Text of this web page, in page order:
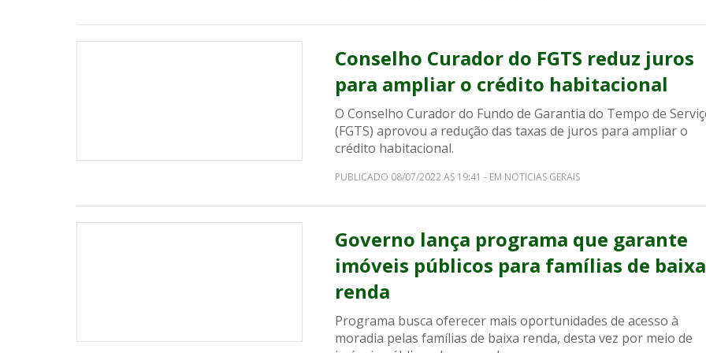
Conselho Curador do FGTS reduz juros
para ampliar o crédito habitacional
O Conselho Curador do Fundo de Garantia do Tempo de
(FGTS) aprovou a redução das taxas de juros para ampliar o
crédito habitacional.
PUBLICADO 08/07/2022 AS 19:41 - EM NOTICIAS GERAIS
Governo lança programa que garante
imóveis públicos para famílias de baixa
renda
Programa busca oferecer mais oportunidades de acesso à
moradia pelas famílias de baixa renda, desta vez por meio de